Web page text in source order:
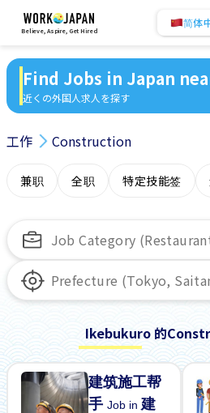
Believe, Aspire, Get Hired
简体
Find Jobs in Japan
近くの外国人求人を探す
工作 Construction
兼职 全职 特定技能签
Ikebukuro 的
建筑施工帮
手Job in 建